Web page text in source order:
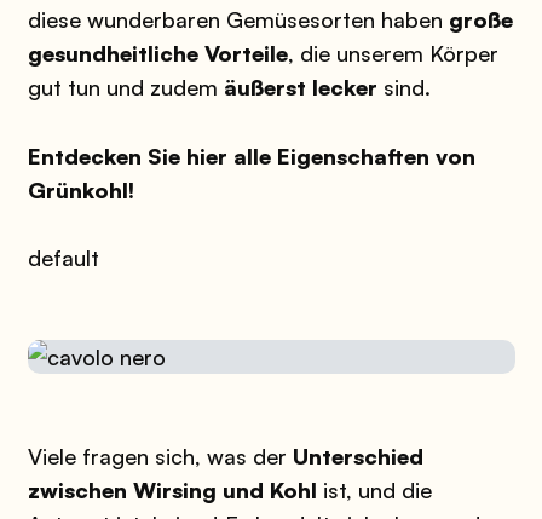
diese wunderbaren Gemüsesorten haben große
gesundheitliche Vorteile, die unserem Körper
gut tun und zudem äußerst lecker sind.
Entdecken Sie hier alle Eigenschaften von
Grünkohl!
default
Viele fragen sich, was der Unterschied
zwischen Wirsing und Kohl ist, und die